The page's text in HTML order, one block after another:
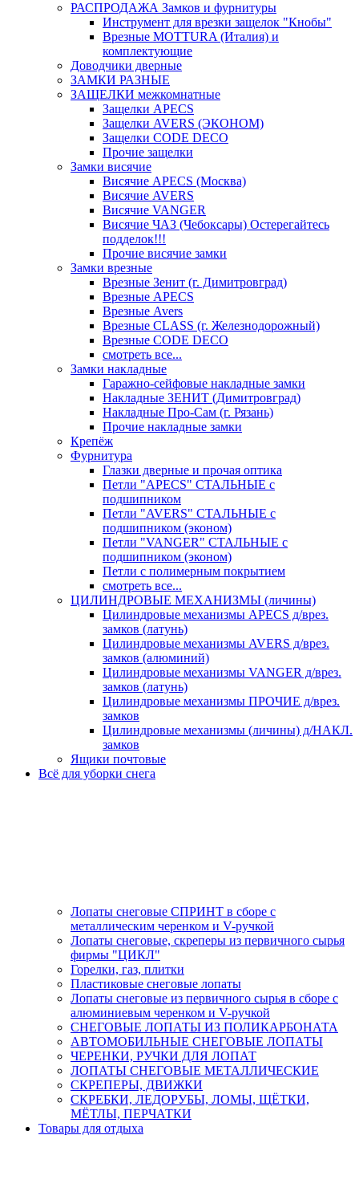
РАСПРОДАЖА Замков и фурнитуры
Инструмент для врезки защелок "Кнобы"
Врезные MOTTURA (Италия) и
комплектующие
Доводчики дверные
ЗАМКИ РАЗНЫЕ
ЗАЩЕЛКИ межкомнатные
Защелки APECS
Защелки AVERS (ЭКОНОМ)
Защелки CODE DECO
Прочие защелки
Замки висячие
Висячие APECS (Москва)
Висячие AVERS
Висячие VANGER
Висячие ЧАЗ (Чебоксары) Остерегайтесь
подделок!!!
Прочие висячие замки
Замки врезные
Врезные Зенит (г. Димитровград)
Врезные APECS
Врезные Avers
Врезные CLASS (г. Железнодорожный)
Врезные CODE DECO
смотреть все...
Замки накладные
Гаражно-сейфовые накладные замки
Накладные ЗЕНИТ (Димитровград)
Накладные Про-Сам (г. Рязань)
Прочие накладные замки
Крепёж
Фурнитура
Глазки дверные и прочая оптика
Петли "APECS" СТАЛЬНЫЕ с
подшипником
Петли "AVERS" СТАЛЬНЫЕ с
подшипником (эконом)
Петли "VANGER" СТАЛЬНЫЕ с
подшипником (эконом)
Петли с полимерным покрытием
смотреть все...
ЦИЛИНДРОВЫЕ МЕХАНИЗМЫ (личины)
Цилиндровые механизмы APECS д/врез.
замков (латунь)
Цилиндровые механизмы AVERS д/врез.
замков (алюминий)
Цилиндровые механизмы VANGER д/врез.
замков (латунь)
Цилиндровые механизмы ПРОЧИЕ д/врез.
замков
Цилиндровые механизмы (личины) д/НАКЛ.
замков
Ящики почтовые
Всё для уборки снега
Лопаты снеговые СПРИНТ в сборе с
металлическим черенком и V-ручкой
Лопаты снеговые, скреперы из первичного сырья
фирмы "ЦИКЛ"
Горелки, газ, плитки
Пластиковые снеговые лопаты
Лопаты снеговые из первичного сырья в сборе с
алюминиевым черенком и V-ручкой
СНЕГОВЫЕ ЛОПАТЫ ИЗ ПОЛИКАРБОНАТА
АВТОМОБИЛЬНЫЕ СНЕГОВЫЕ ЛОПАТЫ
ЧЕРЕНКИ, РУЧКИ ДЛЯ ЛОПАТ
ЛОПАТЫ СНЕГОВЫЕ МЕТАЛЛИЧЕСКИЕ
СКРЕПЕРЫ, ДВИЖКИ
СКРЕБКИ, ЛЕДОРУБЫ, ЛОМЫ, ЩЁТКИ,
МЁТЛЫ, ПЕРЧАТКИ
Товары для отдыха